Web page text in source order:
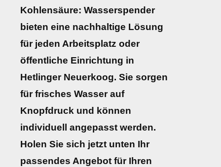
Kohlensäure: Wasserspender
bieten eine nachhaltige Lösung
für jeden Arbeitsplatz oder
öffentliche Einrichtung in
Hetlinger Neuerkoog. Sie sorgen
für frisches Wasser auf
Knopfdruck und können
individuell angepasst werden.
Holen Sie sich jetzt unten Ihr
passendes Angebot für Ihren